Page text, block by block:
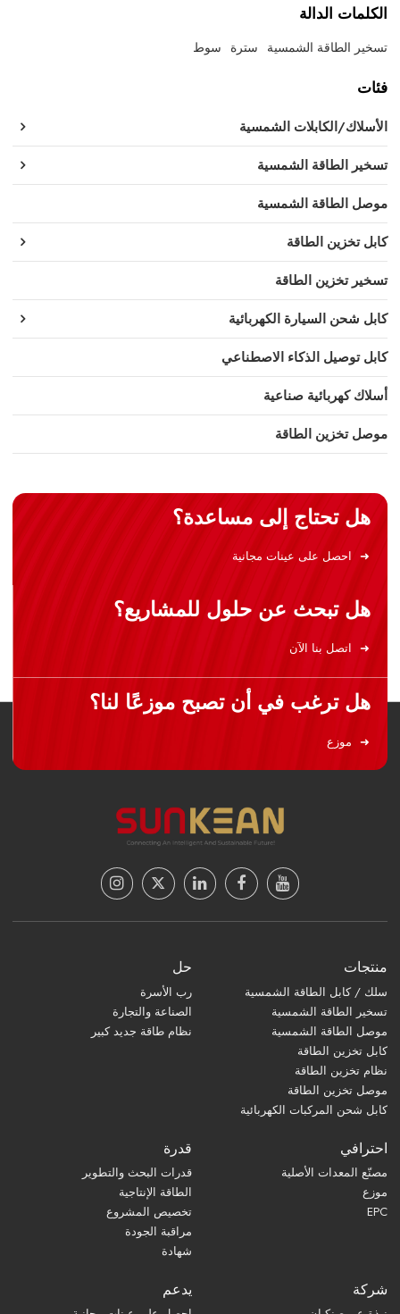
الكلمات الدالة
تسخير الطاقة الشمسية سترة سوط
فئات
الأسلاك/الكابلات الشمسية
تسخير الطاقة الشمسية
موصل الطاقة الشمسية
كابل تخزين الطاقة
تسخير تخزين الطاقة
كابل شحن السيارة الكهربائية
كابل توصيل الذكاء الاصطناعي
أسلاك كهربائية صناعية
موصل تخزين الطاقة
هل تحتاج إلى مساعدة؟
احصل على عينات مجانية
هل تبحث عن حلول للمشاريع؟
اتصل بنا الآن
هل ترغب في أن تصبح موزعًا لنا؟
موزع
منتجات
سلك / كابل الطاقة الشمسية
تسخير الطاقة الشمسية
موصل الطاقة الشمسية
كابل تخزين الطاقة
نظام تخزين الطاقة
موصل تخزين الطاقة
كابل شحن المركبات الكهربائية
حل
رب الأسرة
الصناعة والتجارة
نظام طاقة جديد كبير
احترافي
مصنّع المعدات الأصلية
موزع
EPC
قدرة
قدرات البحث والتطوير
الطاقة الإنتاجية
تخصيص المشروع
مراقبة الجودة
شهادة
شركة يدعم